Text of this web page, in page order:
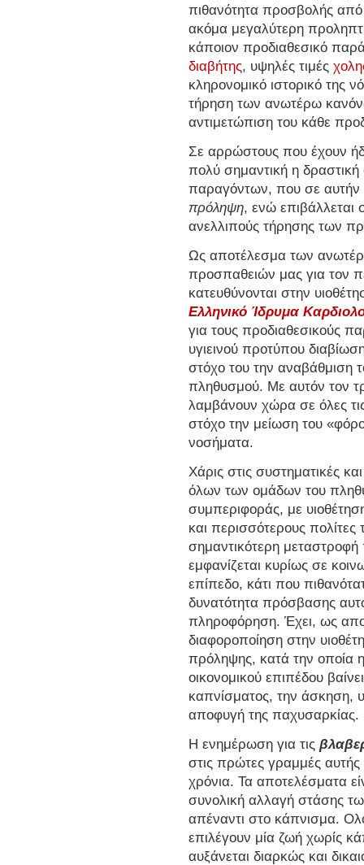
πιθανότητα προσβολής
ακόμα μεγαλύτερη
κάποιον προδιαθεσικό
διαβήτης, υψηλές τιμές
κληρονομικό ιστορικό της
τήρηση των ανωτέρω
αντιμετώπιση του κάθε
Σε αρρώστους που έχουν
πολύ σημαντική η
παραγόντων, που σε αυτήν
πρόληψη, ενώ επιβάλλεται
ανελλιπούς τήρησης των
Ως αποτέλεσμα των
προσπαθειών μας για τον
κατευθύνονται στην
Ελληνικό Ίδρυμα
για τους προδιαθεσικούς
υγιεινού προτύπου
στόχο του την αναβάθμιση
πληθυσμού. Με αυτόν τον
λαμβάνουν χώρα σε όλες
στόχο την μείωση του
νοσήματα.
Χάρις στις συστηματικές
όλων των ομάδων του
συμπεριφοράς, με
και περισσότερους
σημαντικότερη
εμφανίζεται κυρίως σε
επίπεδο, κάτι που
δυνατότητα πρόσβασης
πληροφόρηση. Έχει, ως
διαφοροποίηση στην
πρόληψης, κατά την οποία
οικονομικού επιπέδου
καπνίσματος, την άσκηση,
αποφυγή της παχυσαρκίας.
Η ενημέρωση για τις
στις πρώτες γραμμές
χρόνια. Τα αποτελέσματα
συνολική αλλαγή στάσης
απέναντι στο κάπνισμα.
επιλέγουν μία ζωή χωρίς
αυξάνεται διαρκώς και